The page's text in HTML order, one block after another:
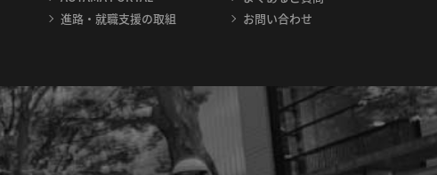
進路・就職支援の取組
お問い合わせ